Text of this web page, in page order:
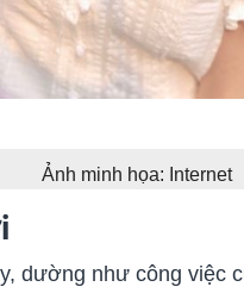
Ảnh minh họa: Internet
dường như công việc